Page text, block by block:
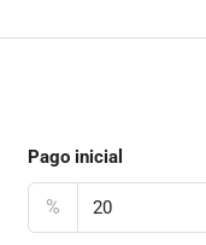
Pago inicial
%